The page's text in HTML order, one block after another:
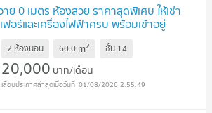
0 เมตร ห้องสวย ราคาสุดพิเศษ ให้เช่า
อร์และเครื่องไฟฟ้าครบ พร้อมเข้าอยู่
2 ห้องนอน 60.0 m2 ชั้น 14
20,000 บาท/เดือน
01/08/2026 2:55:49